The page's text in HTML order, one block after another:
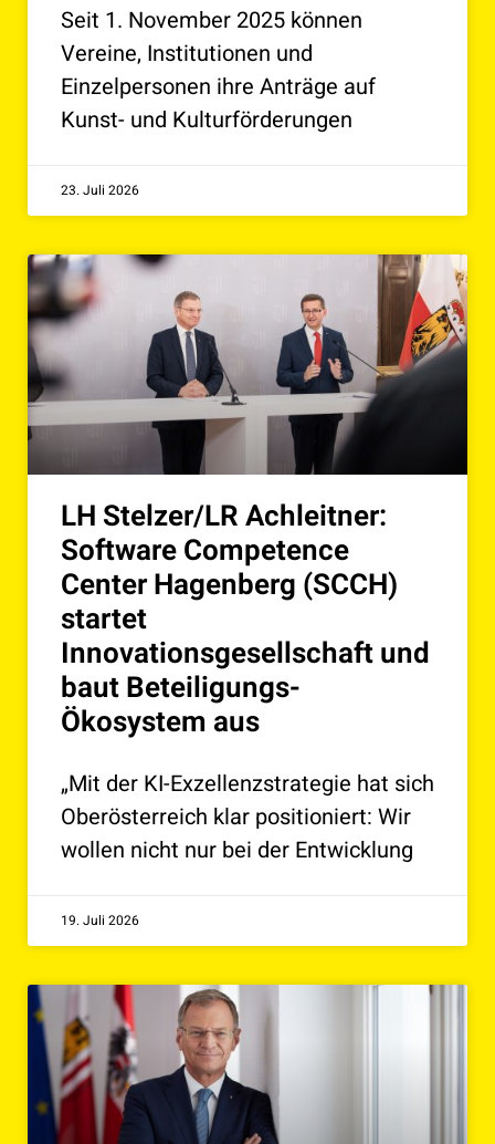
Seit 1. November 2025 können
Vereine, Institutionen und
Einzelpersonen ihre Anträge auf
Kunst- und Kulturförderungen
23. Juli 2026
LH Stelzer/LR Achleitner:
Software Competence
Center Hagenberg (SCCH)
startet
Innovationsgesellschaft und
baut Beteiligungs-
Ökosystem aus
„Mit der KI-Exzellenzstrategie hat sich
Oberösterreich klar positioniert: Wir
wollen nicht nur bei der Entwicklung
19. Juli 2026